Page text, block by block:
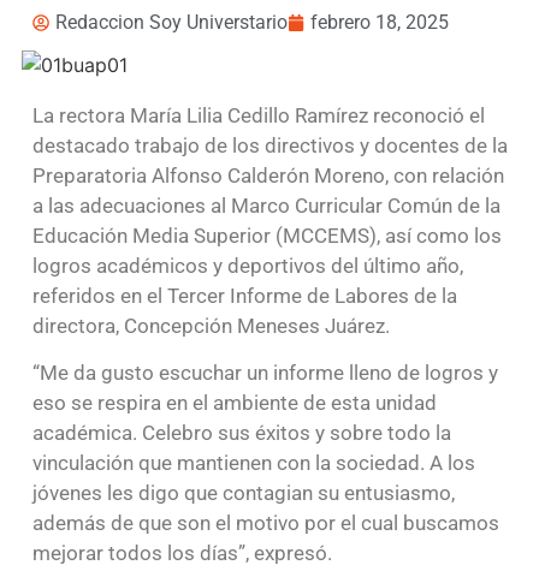
Redaccion Soy Universtario febrero 18, 2025
La rectora María Lilia Cedillo Ramírez reconoció el
destacado trabajo de los directivos y docentes de la
Preparatoria Alfonso Calderón Moreno, con relación
a las adecuaciones al Marco Curricular Común de la
Educación Media Superior (MCCEMS), así como los
logros académicos y deportivos del último año,
referidos en el Tercer Informe de Labores de la
directora, Concepción Meneses Juárez.
“Me da gusto escuchar un informe lleno de logros y
eso se respira en el ambiente de esta unidad
académica. Celebro sus éxitos y sobre todo la
vinculación que mantienen con la sociedad. A los
jóvenes les digo que contagian su entusiasmo,
además de que son el motivo por el cual buscamos
mejorar todos los días”, expresó.